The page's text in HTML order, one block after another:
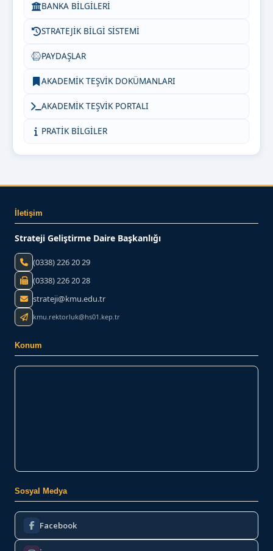
BANKA BİLGİLERİ
STRATEJİK BİLGİ SİSTEMİ
PAYDAŞLAR
AKADEMİK TEŞVİK DOKÜMANLARI
AKADEMİK TEŞVİK PORTALI
PRATİK BİLGİLER
İletişim
Strateji Geliştirme Daire Başkanlığı
(0338) 226 20 29
(0338) 226 20 28
strateji@kmu.edu.tr
kmu.rektorluk@hs01.kep.tr
Konum
Sosyal Medya
Facebook